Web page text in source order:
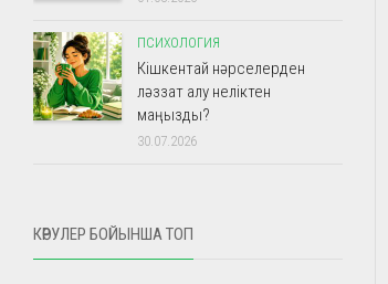
ПСИХОЛОГИЯ
Кішкентай нәрселерден
ләззат алу неліктен
маңызды?
30.07.2026
КӨРУЛЕР БОЙЫНША ТОП